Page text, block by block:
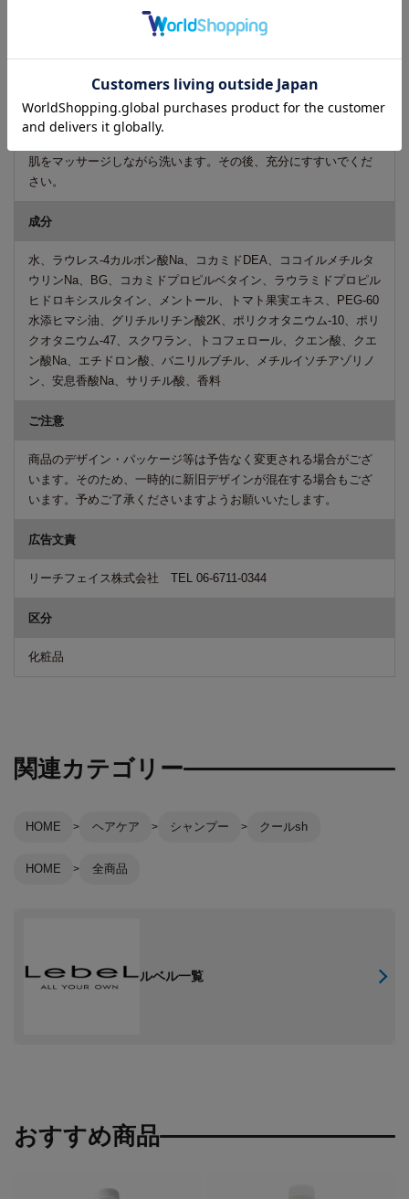
ヘアケア シャンプー 頭皮ケア ノンシリコン
使い方
肌をマッサージしながら洗います。その後、充分にすすいでくだ
さい。
成分
水、ラウレス-4カルボン酸Na、コカミドDEA、ココイルメチルタ
ウリンNa、BG、コカミドプロピルベタイン、ラウラミドプロピル
ヒドロキシスルタイン、メントール、トマト果実エキス、PEG-60
水添ヒマシ油、グリチルリチン酸2K、ポリクオタニウム-10、ポリ
クオタニウム-47、スクワラン、トコフェロール、クエン酸、クエ
ン酸Na、エチドロン酸、バニリルブチル、メチルイソチアゾリノ
ン、安息香酸Na、サリチル酸、香料
ご注意
商品のデザイン・パッケージ等は予告なく変更される場合がござ
います。そのため、一時的に新旧デザインが混在する場合もござ
います。予めご了承くださいますようお願いいたします。
広告文責
リーチフェイス株式会社 TEL 06-6711-0344
区分
化粧品
関連カテゴリー
HOME ヘアケア シャンプー クールsh
HOME 全商品
ルベル一覧
おすすめ商品